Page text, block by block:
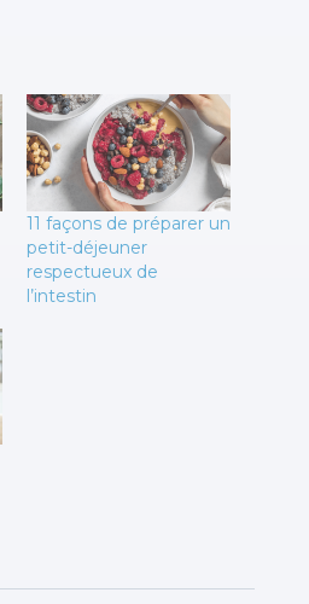
11 façons de préparer un
petit-déjeuner
respectueux de
l’intestin